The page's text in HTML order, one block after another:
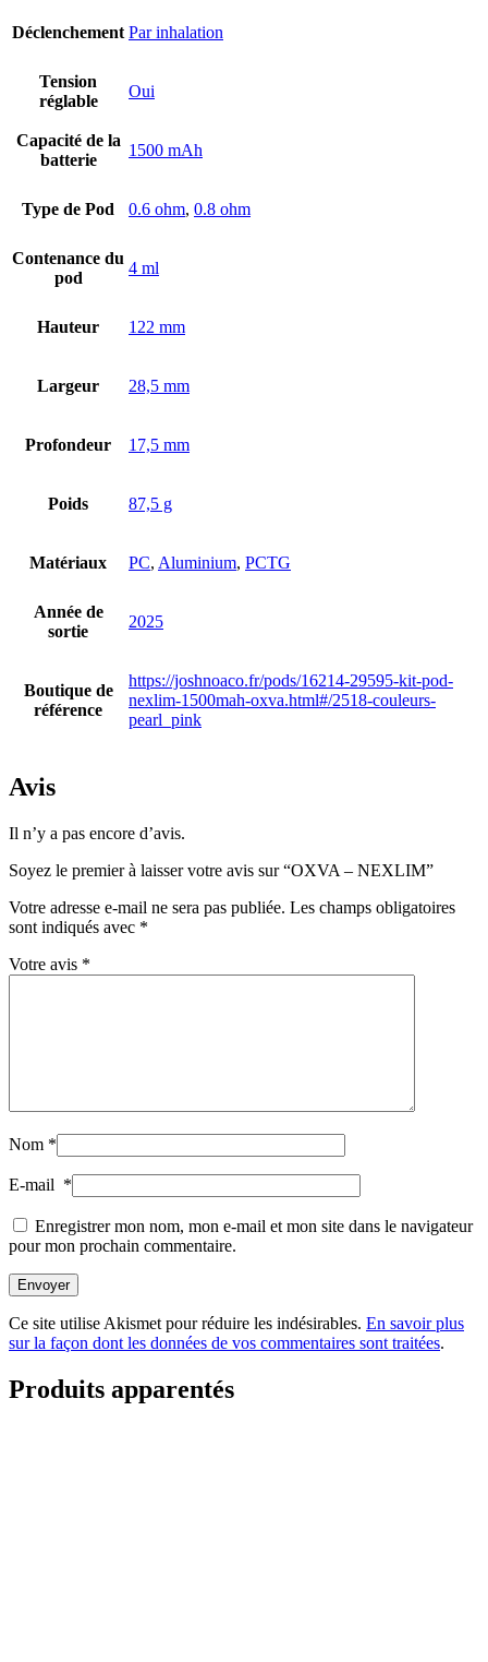
Déclenchement Par inhalation
Tension
réglable
Oui
Capacité de la
batterie
1500 mAh
Type de Pod 0.6 ohm, 0.8 ohm
Contenance du
pod
4 ml
Hauteur 122 mm
Largeur 28,5 mm
Profondeur 17,5 mm
Poids 87,5 g
Matériaux PC, Aluminium, PCTG
Année de
sortie
2025
Boutique de
référence
https://joshnoaco.fr/pods/16214-29595-kit-pod-
nexlim-1500mah-oxva.html#/2518-couleurs-
pearl_pink
Avis
Il n’y a pas encore d’avis.
Soyez le premier à laisser votre avis sur “OXVA – NEXLIM”
Votre adresse e-mail ne sera pas publiée. Les champs obligatoires
sont indiqués avec *
Votre avis *
Nom *
E-mail *
Enregistrer mon nom, mon e-mail et mon site dans le navigateur
pour mon prochain commentaire.
Envoyer
Ce site utilise Akismet pour réduire les indésirables. En savoir plus
sur la façon dont les données de vos commentaires sont traitées.
Produits apparentés